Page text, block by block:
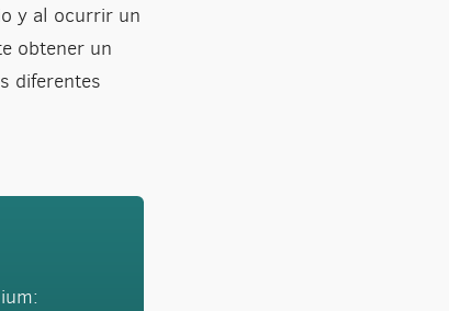
y al ocurrir un
obtener un
diferentes